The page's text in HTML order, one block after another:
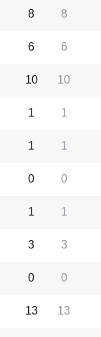
8
8
6
6
10
10
1
1
1
1
0
0
1
1
3
3
0
0
13
13